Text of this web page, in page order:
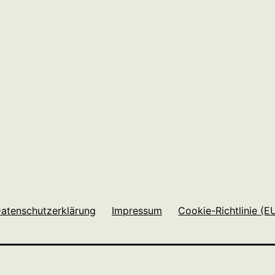
Impressum Cookie-Richtlinie